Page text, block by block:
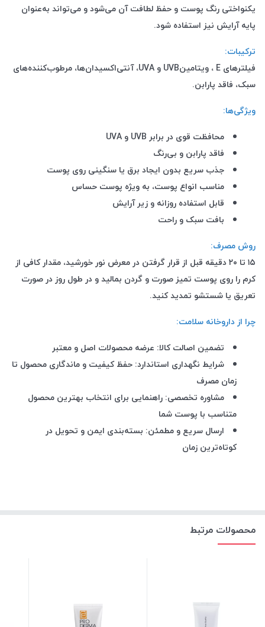
یکنواختی رنگ پوست و حفظ لطافت آن می‌شود و می‌تواند به‌عنوان
پایه آرایش نیز استفاده شود.
ترکیبات:
فیلترهای
و UVB، ویتامین E
، آنتی‌اکسیدان‌ها، مرطوب‌کننده‌های
سبک، فاقد پارابن.
ویژگی‌ها:
محافظت قوی در برابر
و UVB
فاقد پارابن و بی‌رنگ
جذب سریع بدون ایجاد برق یا سنگینی روی پوست
مناسب انواع پوست، به ویژه پوست حساس
قابل استفاده روزانه و زیر آرایش
بافت سبک و راحت
روش مصرف:
۱۵ تا ۲۰دقیقه قبل از قرار گرفتن در معرض نور خورشید، مقدار کافی از
کرم را روی پوست تمیز صورت و گردن بمالید و در طول روز در صورت
تعریق یا شستشو تمدید کنید.
چرا از داروخانه سلامت:
تضمین اصالت کالا: عرضه محصولات اصل و معتبر
شرایط نگهداری استاندارد: حفظ کیفیت و ماندگاری محصول تا
زمان مصرف
مشاوره تخصصی: راهنمایی برای انتخاب بهترین محصول
متناسب با پوست شما
ارسال سریع و مطمئن: بسته‌بندی ایمن و تحویل در
کوتاه‌ترین زمان
محصولات مرتبط